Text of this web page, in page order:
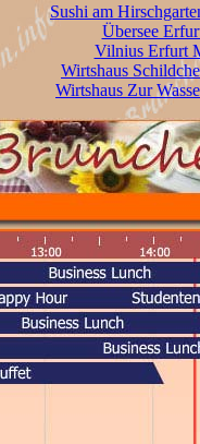
Sushi am
Übersee
Vilnius Erfurt
Wirtshaus
Wirtshaus Zur